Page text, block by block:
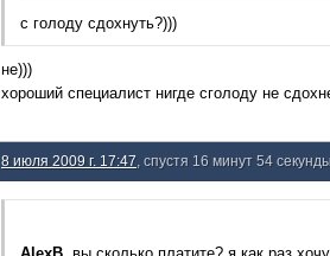
с голоду сдохнуть?)))
не)))
хороший специалист нигде сголоду не
8 июля 2009 г. 17:47 , спустя 16 минут 54